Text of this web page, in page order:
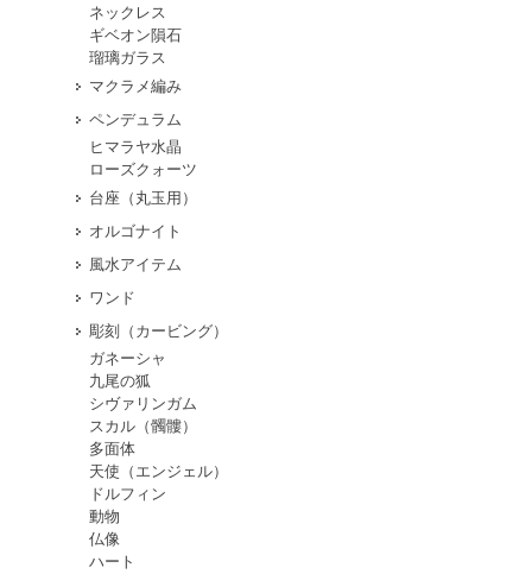
ネックレス
ギベオン隕石
瑠璃ガラス
マクラメ編み
ペンデュラム
ヒマラヤ水晶
ローズクォーツ
台座（丸玉用）
オルゴナイト
風水アイテム
ワンド
彫刻（カービング）
ガネーシャ
九尾の狐
シヴァリンガム
スカル（髑髏）
多面体
天使（エンジェル）
ドルフィン
動物
仏像
ハート